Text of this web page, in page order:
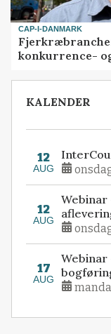
CAP-I-DANMARK
konkurrence-
KALENDER
12
AUG
12
AUG
Webinar
17
AUG
Webinar